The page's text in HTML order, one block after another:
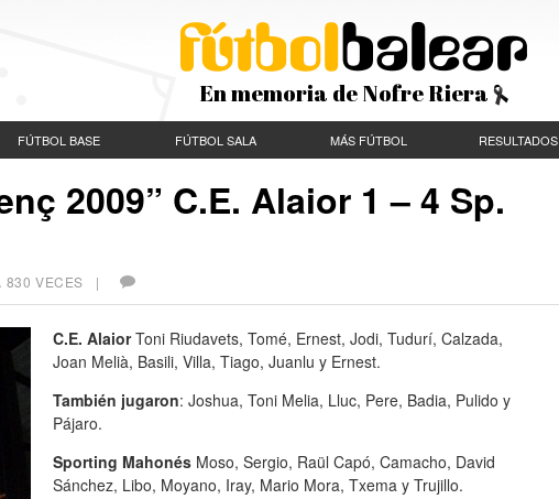
En memoria de Nofre Riera
FÚTBOL BASE FÚTBOL SALA MÁS FÚTBOL RESULTADOS
2009” C.E. Alaior 1 – 4 Sp.
830 VECES |
C.E. AlaiorToni Riudavets, Tomé, Ernest, Jodi, Tudurí, Calzada,
Joan Melià, Basili, Villa, Tiago, Juanlu y Ernest.
También jugaron: Joshua, Toni Melia, Lluc, Pere, Badia, Pulido y
Pájaro.
Sporting Mahonés Moso, Sergio, Raül Capó, Camacho, David
Sánchez, Libo, Moyano, Iray, Mario Mora, Txema y Trujillo.